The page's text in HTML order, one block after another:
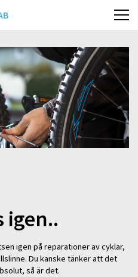
igen..
igen på reparationer av cyklar,
Du kanske tänker att det
så är det.